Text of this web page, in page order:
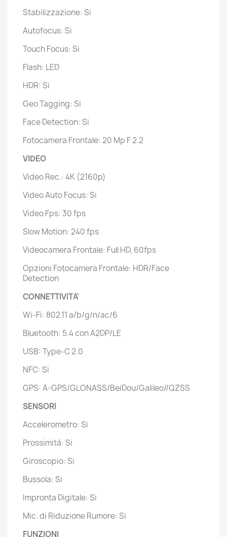
Stabilizzazione: Si
Autofocus: Si
Touch Focus: Si
Flash: LED
HDR: Si
Geo Tagging: Si
Face Detection: Si
Fotocamera Frontale: 20 Mp F 2.2
VIDEO
Video Rec.: 4K (2160p)
Video Auto Focus: Si
Video Fps: 30 fps
Slow Motion: 240 fps
Videocamera Frontale: Full HD, 60fps
Opzioni Fotocamera Frontale: HDR/Face
Detection
CONNETTIVITA'
Wi-Fi: 802.11 a/b/g/n/ac/6
Bluetooth: 5.4 con A2DP/LE
USB: Type-C 2.0
NFC: Si
GPS: A-GPS/GLONASS/BeiDou/Galileo//QZSS
SENSORI
Accelerometro: Si
Prossimità: Si
Giroscopio: Si
Bussola: Si
Impronta Digitale: Si
Mic. di Riduzione Rumore: Si
FUNZIONI